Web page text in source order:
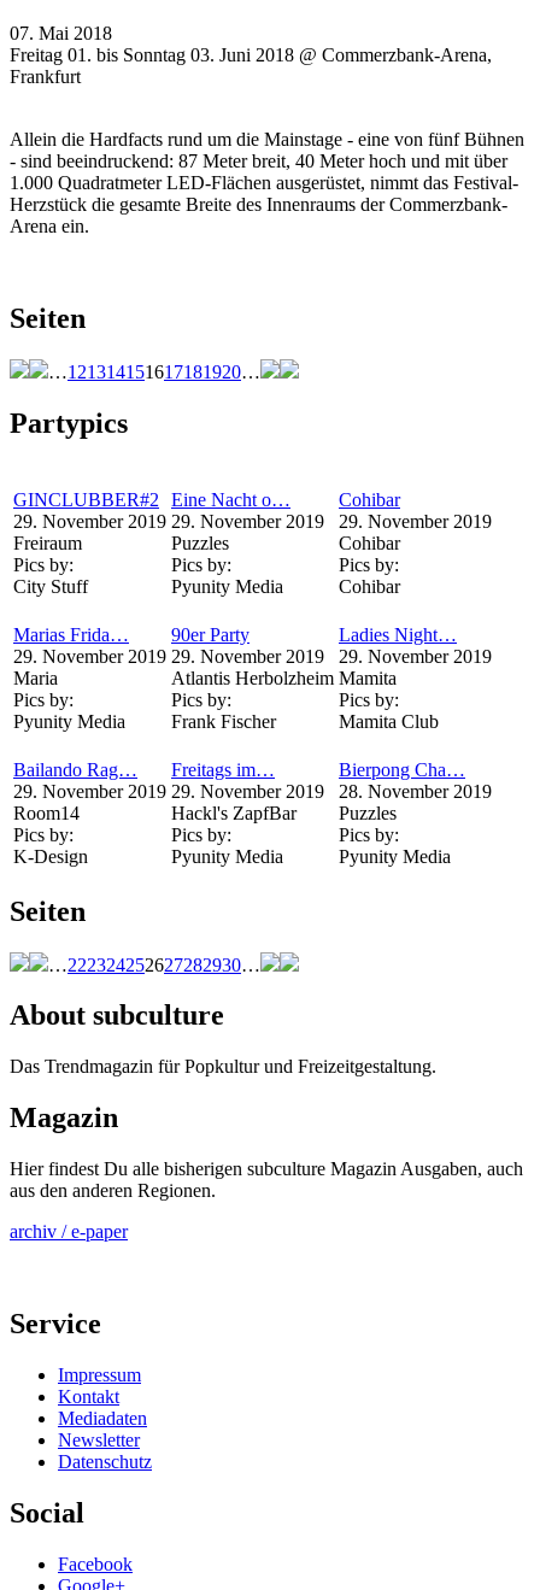
07. Mai 2018
Freitag 01. bis Sonntag 03. Juni 2018 @ Commerzbank-Arena,
Frankfurt
Allein die Hardfacts rund um die Mainstage - eine von fünf Bühnen
- sind beeindruckend: 87 Meter breit, 40 Meter hoch und mit über
1.000 Quadratmeter LED-Flächen ausgerüstet, nimmt das Festival-
Herzstück die gesamte Breite des Innenraums der Commerzbank-
Arena ein.
Seiten
…121314151617181920…
Partypics
GINCLUBBER#2
29. November 2019
Freiraum
Pics by:
City Stuff
Eine Nacht o…
29. November 2019
Puzzles
Pics by:
Pyunity Media
Cohibar
29. November 2019
Cohibar
Pics by:
Cohibar
Marias Frida…
29. November 2019
Maria
Pics by:
Pyunity Media
90er Party
29. November 2019
Atlantis Herbolzheim
Pics by:
Frank Fischer
Ladies Night…
29. November 2019
Mamita
Pics by:
Mamita Club
Bailando Rag…
29. November 2019
Room14
Pics by:
K-Design
Freitags im…
29. November 2019
Hackl's ZapfBar
Pics by:
Pyunity Media
Bierpong Cha…
28. November 2019
Puzzles
Pics by:
Pyunity Media
Seiten
…222324252627282930…
About subculture
Das Trendmagazin für Popkultur und Freizeitgestaltung.
Magazin
Hier findest Du alle bisherigen subculture Magazin Ausgaben, auch
aus den anderen Regionen.
archiv / e-paper
Service
Impressum
Kontakt
Mediadaten
Newsletter
Datenschutz
Social
Facebook
Google+